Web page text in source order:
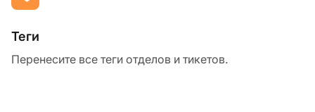
Теги
Перенесите все теги отделов и тикетов.